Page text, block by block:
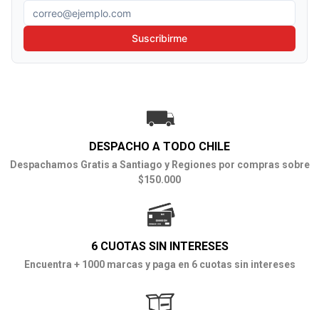
Correo electrónico
Suscribirme
DESPACHO A TODO CHILE
Despachamos Gratis a Santiago y Regiones por compras sobre
$150.000
6 CUOTAS SIN INTERESES
Encuentra + 1000 marcas y paga en 6 cuotas sin intereses